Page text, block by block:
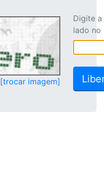
[trocar imagem]
Digite
lado no